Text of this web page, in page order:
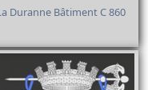
Duranne Bâtiment C 860